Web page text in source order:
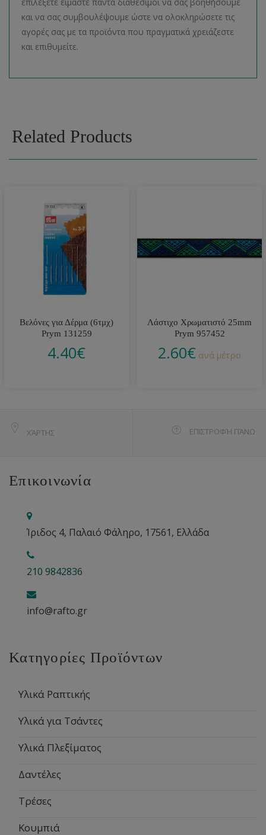
και να σας συμβουλέψουμε ώστε να ολοκληρώσετε τις
αγορές σας με τα προϊόντα που πραγματικά χρειάζεστε
και επιθυμείτε.
Related Products
Βελόνες για Δέρμα (6τμχ)
Prym 131259
4.40€
Λάστιχο Χρωματιστό 25mm
Prym 957452
2.60€ ανά μέτρο
ΧΆΡΤΗΣ ΕΠΙΣΤΡΟΦΉ ΠΆΝΩ
Επικοινωνία
Ίριδος 4, Παλαιό Φάληρο, 17561, Ελλάδα
210 9842836
info@rafto.gr
Κατηγορίες Προϊόντων
Υλικά Ραπτικής
Υλικά για Τσάντες
Υλικά Πλεξίματος
Δαντέλες
Τρέσες
Κουμπιά